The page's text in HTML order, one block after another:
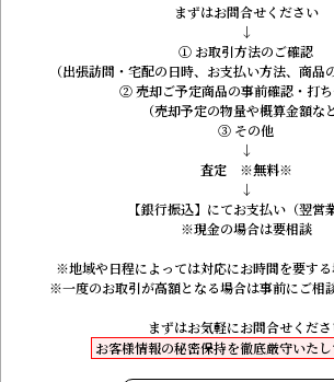
まずはお問合せください
↓
① お取引方法のご確認
（出張訪問・宅配の日時、お支払い方法、 商品
② 売却ご予定商品の事前確認・打
（売却予定の物量や概算金額など
③ その他
↓
査定 ※無料※
↓
【銀行振込】にてお支払い（翌営
※現金の場合は要相談
※地域や日程によっては対応にお時間を要す
※一度のお取引が高額となる場合は事前にご相
まずはお気軽にお問合せくだ
お客様情報の秘密保持を徹底厳守いた